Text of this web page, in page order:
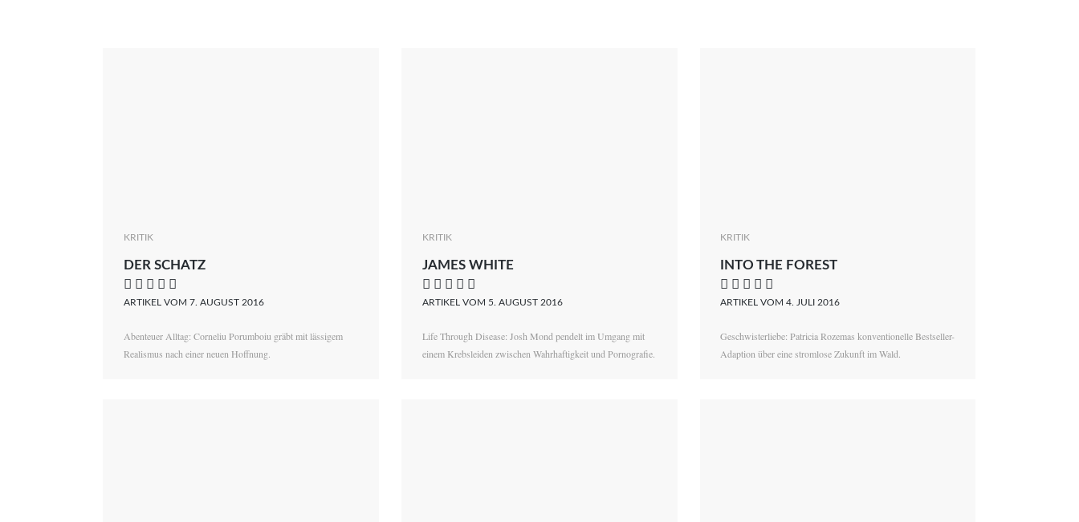
Magdalena Zalewski
KRITIK
DER SCHATZ
    
ARTIKEL VOM 7. AUGUST 2016
Abenteuer Alltag: Corneliu Porumboiu gräbt mit lässigem
Realismus nach einer neuen Hoffnung.
KRITIK
JAMES WHITE
    
ARTIKEL VOM 5. AUGUST 2016
Life Through Disease: Josh Mond pendelt im Umgang mit
einem Krebsleiden zwischen Wahrhaftigkeit und Pornografie.
KRITIK
INTO THE FOREST
    
ARTIKEL VOM 4. JULI 2016
Geschwisterliebe: Patricia Rozemas konventionelle Bestseller-
Adaption über eine stromlose Zukunft im Wald.